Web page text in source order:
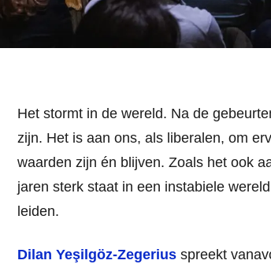
Het stormt in de wereld. Na de
zijn. Het is aan ons, als liberalen, om
waarden zijn én blijven. Zoals het ook
jaren sterk staat in een instabiele
leiden.
Dilan Yeşilgöz-Zegerius spreekt